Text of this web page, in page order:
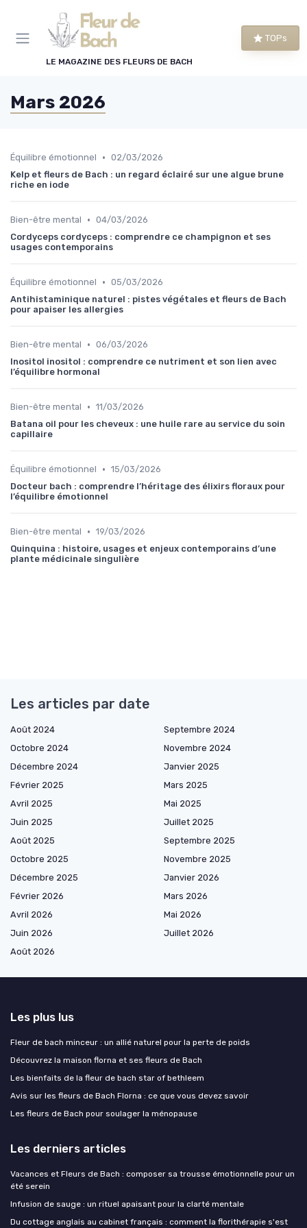
LE MAGAZINE DES FLEURS DE BACH
TOPs
Mars 2026
Équilibre émotionnel • 02/03/2026
Kelp et fleurs de Bach : un regard éclairé sur une algue brune
riche en iode
Bien-être mental • 04/03/2026
Cordyceps cordyceps : comprendre ce champignon et ses
usages contemporains
Équilibre émotionnel • 05/03/2026
Antihistaminique naturel : pistes végétales et fleurs de Bach
pour apaiser les allergies
Bien-être mental • 06/03/2026
Inositol inositol : comprendre ce nutriment et son lien avec
l’équilibre hormonal
Bien-être mental • 11/03/2026
Batana oil pour les cheveux : une huile rare au service du soin
capillaire
Équilibre émotionnel • 15/03/2026
Docteur bach : comprendre l’héritage des élixirs floraux pour
l’équilibre émotionnel
Bien-être mental • 19/03/2026
Quinquina : histoire, usages et enjeux contemporains d’une
plante médicinale singulière
Les articles par date
Août 2024
Septembre 2024
Octobre 2024
Novembre 2024
Décembre 2024
Janvier 2025
Février 2025
Mars 2025
Avril 2025
Mai 2025
Juin 2025
Juillet 2025
Août 2025
Septembre 2025
Octobre 2025
Novembre 2025
Décembre 2025
Janvier 2026
Février 2026
Mars 2026
Avril 2026
Mai 2026
Juin 2026
Juillet 2026
Août 2026
Les plus lus
Fleur de bach minceur : un allié naturel pour la perte de poids
Découvrez la maison florna et ses fleurs de Bach
Les bienfaits de la fleur de bach star of bethleem
Avis sur les fleurs de Bach Florna : ce que vous devez savoir
Les fleurs de Bach pour soulager la ménopause
Les derniers articles
Vacances et Fleurs de Bach : composer sa trousse émotionnelle pour un
été serein
Infusion de sauge : un rituel apaisant pour la clarté mentale
Du cottage anglais au cabinet français : comment la florithérapie s'est